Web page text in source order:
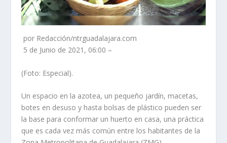
por Redacción/ntrguadalajara.com
5 de Junio de 2021, 06:00 –
(Foto: Especial).
Un espacio en la azotea, un pequeño jardín, macetas,
botes en desuso y hasta bolsas de plástico pueden ser
la base para conformar un huerto en casa, una práctica
que es cada vez más común entre los habitantes de la